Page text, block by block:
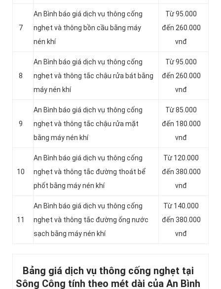
7
An Bình báo giá dịch vụ thông cống
nghẹt và thông bồn cầu bằng máy
nén khí
Từ 95.000
đến 260.000
vnđ
8
An Bình báo giá dịch vụ thông cống
nghẹt và thông tắc chậu rửa bát bằng
máy nén khí
Từ 95.000
đến 260.000
vnđ
9
An Bình báo giá dịch vụ thông cống
nghẹt và thông tắc chậu rửa mặt
bằng máy nén khí
Từ 85.000
đến 180.000
vnđ
10
An Bình báo giá dịch vụ thông cống
nghẹt và thông tắc đường thoát bể
phốt bằng máy nén khí
Từ 120.000
đến 380.000
vnđ
11
An Bình báo giá dịch vụ thông cống
nghẹt và thông tắc đường ống nước
sạch bằng máy nén khí
Từ 140.000
đến 380.000
vnđ
Bảng giá dịch vụ thông cống nghẹt tại
Sông Công tính theo mét dài của An Bình